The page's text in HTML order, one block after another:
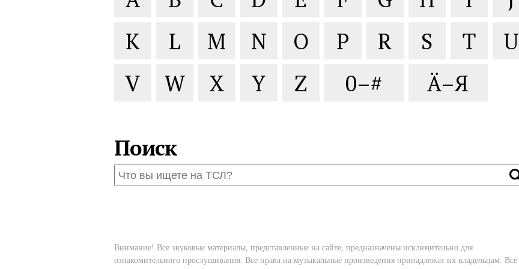
K
L M N O P R S T
U
V
W X Y Z 0–# Ä–Я
Поиск
Внимание! Все звуковые материалы, представленные на сайте, предназначены исключительно для
ознакомительного прослушивания. Все права на музыкальные произведения принадлежат их владельцам. Все